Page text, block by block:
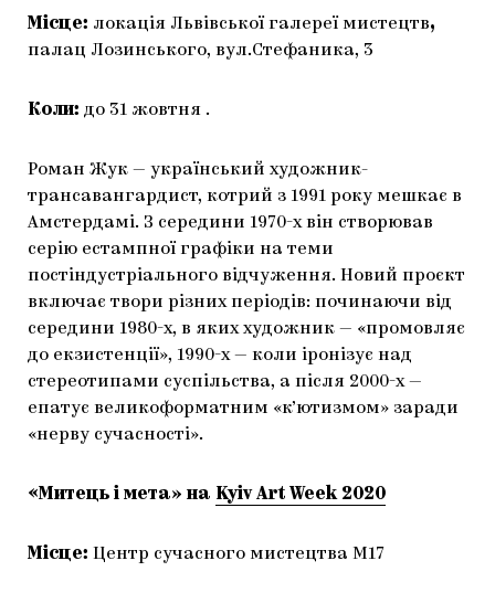
Місце: локація Львівської галереї мистецтв,
палац Лозинського, вул.Стефаника, 3
Коли: до 31 жовтня .
Роман Жук — український художник-
трансавангардист, котрий з 1991 року мешкає в
Амстердамі. З середини 1970-х він створював
серію естампної графіки на теми
постіндустріального відчуження. Новий проєкт
включає твори різних періодів: починаючи від
середини 1980-х, в яких художник — «промовляє
до екзистенції», 1990-х — коли іронізує над
стереотипами суспільства, а після 2000-х —
епатує великоформатним «к’ютизмом» заради
«нерву сучасності».
«Митець і мета» на Kyiv Art Week 2020
Місце: Центр сучасного мистецтва М17